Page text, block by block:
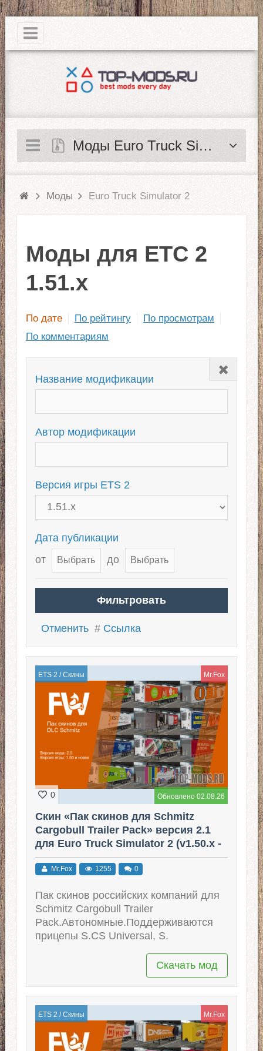
|
Моды Euro Truck Simulator 2
Моды Euro Truck Simulator 2
Моды для ЕТС 2
1.51.x
По дате По рейтингу
По просмотрам
По комментариям
Закрыть
Название модификации
Автор модификации
Версия игры ETS 2
Дата публикации
от
до
Отменить # Ссылка
ETS 2 /Скины Mr.Fox
Обновлено 02.08.26
0
Скин «Пак скинов для Schmitz
Cargobull Trailer Pack» версия 2.1
для Euro Truck Simulator 2 (v1.50.x -
1.60.x)
Mr.Fox 1255 0
Пак скинов российских компаний для
Schmitz Cargobull Trailer
Pack.Автономные.Поддерживаются
прицепы S.CS Universal, S.
Скачать мод
ETS 2 /Скины Mr.Fox